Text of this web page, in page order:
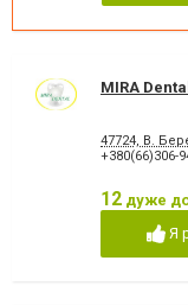
Лазеротерапія в
стоматології
Лікування
скронево-
Лікування
Лікування
MIRA
47724, В.
+380(66)306-
12 дуже
Я